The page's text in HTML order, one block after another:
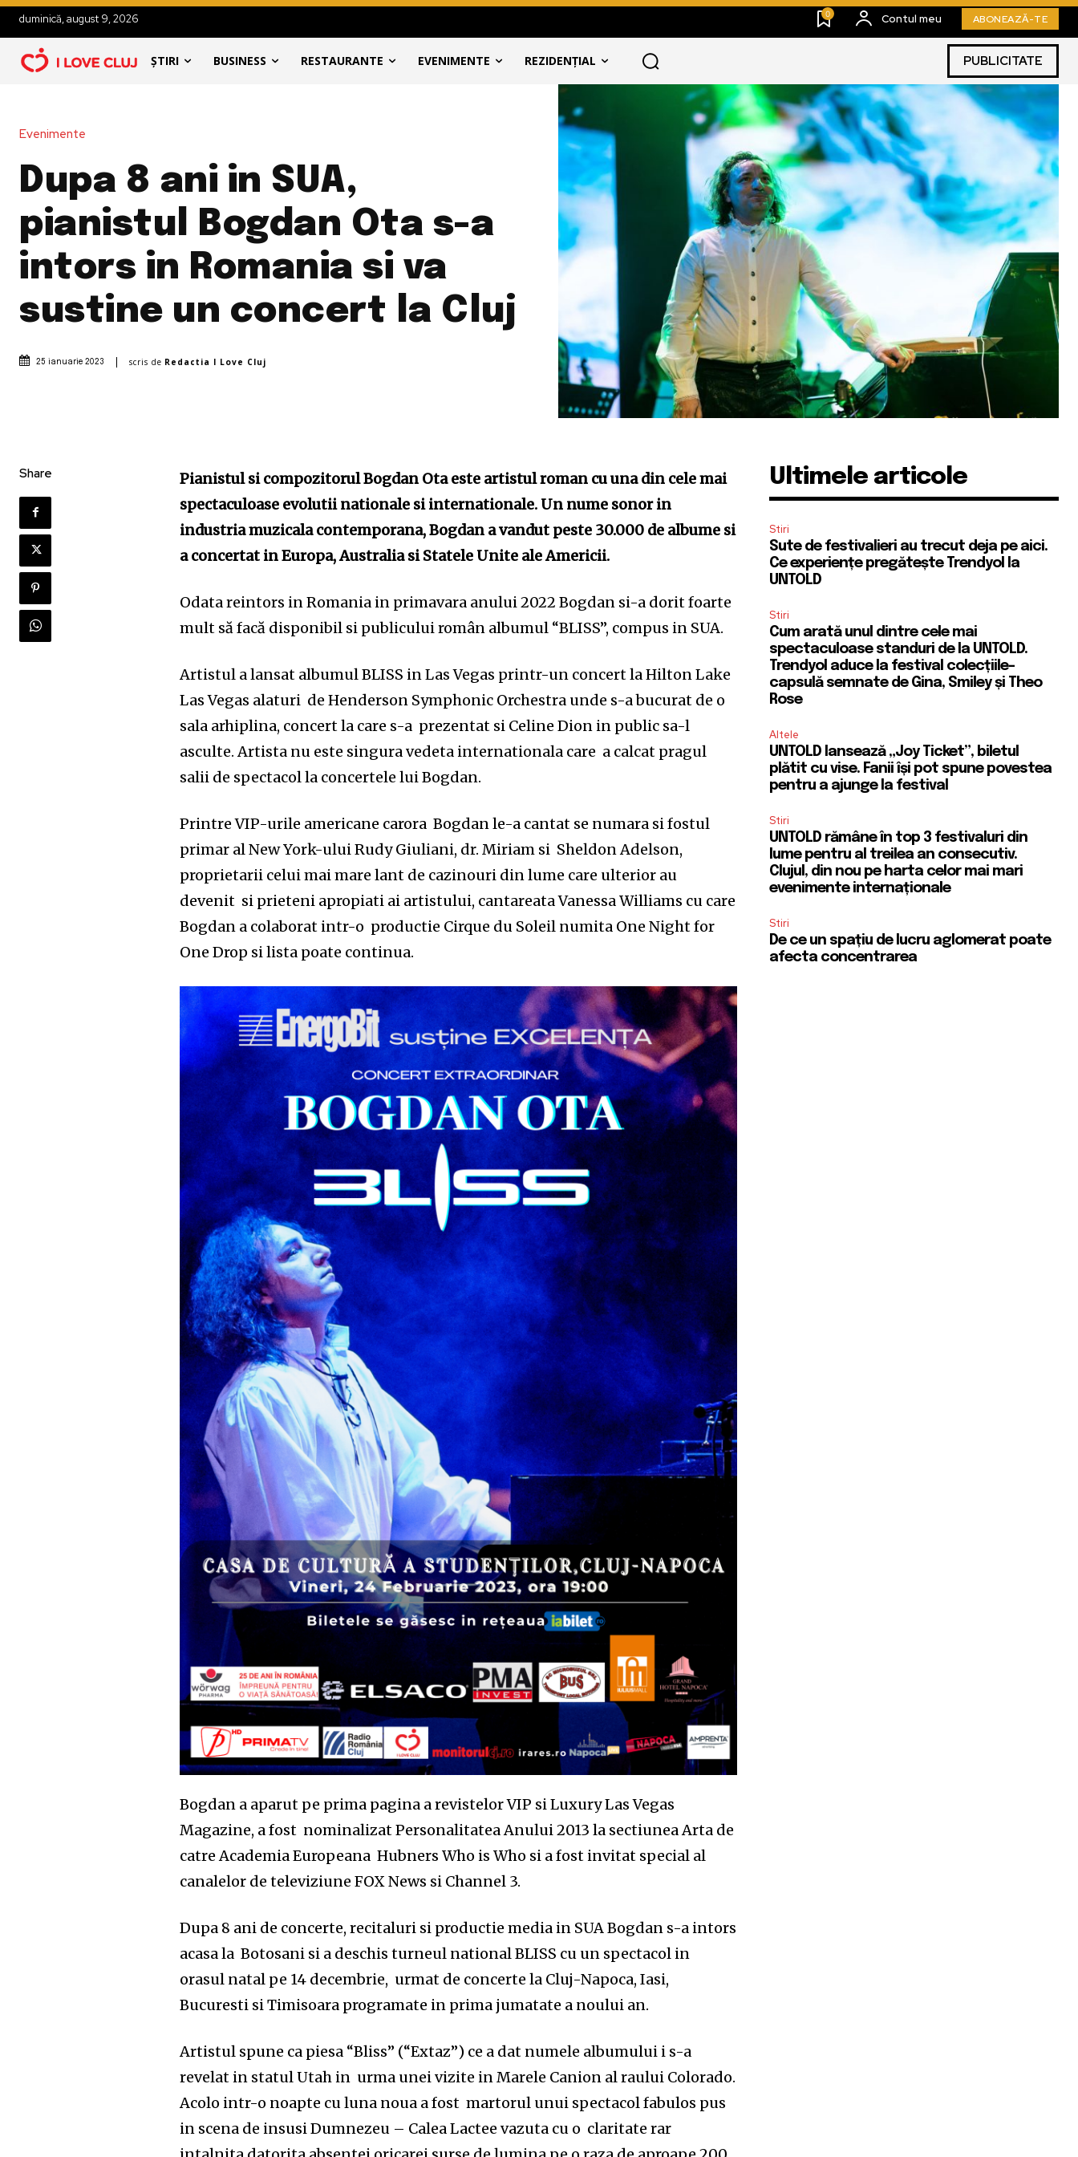
Join our community of
SUBSCRIBERS and be part
of the conversation.
To subscribe, simply enter your email address on our website or click
the subscribe button below. Don't worry, we respect your privacy and
won't spam your inbox. Your information is safe with us.
I've read and accept the
32,111
Cititori
32,214
duminică, august 9, 2026 0 Contul meu ABONEAZĂ-TE
ȘTIRI BUSINESS RESTAURANTE EVENIMENTE REZIDENȚIAL PUBLICITATE
Evenimente
Dupa 8 ani in SUA,
pianistul Bogdan Ota s-a
intors in Romania si va
sustine un concert la Cluj
25 ianuarie 2023 scris de Redactia I Love Cluj
Share
Pianistul si compozitorul Bogdan Ota este artistul roman cu una din cele mai
spectaculoase evolutii nationale si internationale. Un nume sonor in
industria muzicala contemporana, Bogdan a vandut peste 30.000 de albume si
a concertat in Europa, Australia si Statele Unite ale Americii.
Odata reintors in Romania in primavara anului 2022 Bogdan si-a dorit foarte
mult să facă disponibil si publicului român albumul “BLISS”, compus in SUA.
Artistul a lansat albumul BLISS in Las Vegas printr-un concert la Hilton Lake
Las Vegas alaturi de Henderson Symphonic Orchestra unde s-a bucurat de o
sala arhiplina, concert la care s-a prezentat si Celine Dion in public sa-l
asculte. Artista nu este singura vedeta internationala care a calcat pragul
salii de spectacol la concertele lui Bogdan.
Printre VIP-urile americane carora Bogdan le-a cantat se numara si fostul
primar al New York-ului Rudy Giuliani, dr. Miriam si Sheldon Adelson,
proprietarii celui mai mare lant de cazinouri din lume care ulterior au
devenit si prieteni apropiati ai artistului, cantareata Vanessa Williams cu care
Bogdan a colaborat intr-o productie Cirque du Soleil numita One Night for
One Drop si lista poate continua.
Bogdan a aparut pe prima pagina a revistelor VIP si Luxury Las Vegas
Magazine, a fost nominalizat Personalitatea Anului 2013 la sectiunea Arta de
catre Academia Europeana Hubners Who is Who si a fost invitat special al
canalelor de televiziune FOX News si Channel 3.
Dupa 8 ani de concerte, recitaluri si productie media in SUA Bogdan s-a intors
acasa la Botosani si a deschis turneul national BLISS cu un spectacol in
orasul natal pe 14 decembrie, urmat de concerte la Cluj-Napoca, Iasi,
Bucuresti si Timisoara programate in prima jumatate a noului an.
Artistul spune ca piesa “Bliss” (“Extaz”) ce a dat numele albumului i s-a
revelat in statul Utah in urma unei vizite in Marele Canion al raului Colorado.
Acolo intr-o noapte cu luna noua a fost martorul unui spectacol fabulos pus
in scena de insusi Dumnezeu – Calea Lactee vazuta cu o claritate rar
Ultimele articole
Stiri
Sute de festivalieri au trecut deja pe aici.
Ce experiențe pregătește Trendyol la
UNTOLD
Stiri
Cum arată unul dintre cele mai
spectaculoase standuri de la UNTOLD.
Trendyol aduce la festival colecțiile-
capsulă semnate de Gina, Smiley și Theo
Rose
Altele
UNTOLD lansează „Joy Ticket”, biletul
plătit cu vise. Fanii își pot spune povestea
pentru a ajunge la festival
Stiri
UNTOLD rămâne în top 3 festivaluri din
lume pentru al treilea an consecutiv.
Clujul, din nou pe harta celor mai mari
evenimente internaționale
Stiri
De ce un spațiu de lucru aglomerat poate
afecta concentrarea